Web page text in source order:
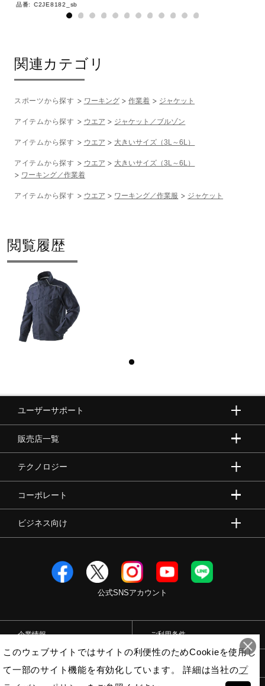
品番: C2JE8182_sb
関連カテゴリ
スポーツから探す ワーキング 作業着 ジャケット
アイテムから探す ウエア ジャケット／ブルゾン
アイテムから探す ウエア 大きいサイズ（3L～6L）
アイテムから探す ウエア
大きいサイズ（3L～6L）
ワーキング／作業着
アイテムから探す ウエア ワーキング／作業服 ジャケット
閲覧履歴
ユーザーサポート
販売店一覧
テクノロジー
コーポレート
ビジネス向け
公式SNSアカウント
企業情報 ご利用条件
このウェブサイトではサイトの利便性のためCookieを使用し
て一部のサイト機能を有効化しています。 詳細は当社のプ